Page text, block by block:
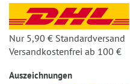
Nur 5,90 € Standardversand
Versandkostenfrei ab 100 €
Auszeichnungen